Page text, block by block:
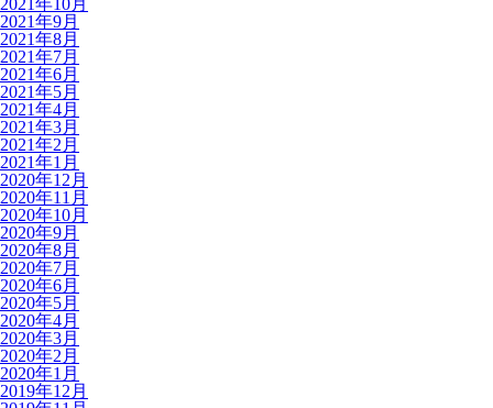
2021年10月
2021年9月
2021年8月
2021年7月
2021年6月
2021年5月
2021年4月
2021年3月
2021年2月
2021年1月
2020年12月
2020年11月
2020年10月
2020年9月
2020年8月
2020年7月
2020年6月
2020年5月
2020年4月
2020年3月
2020年2月
2020年1月
2019年12月